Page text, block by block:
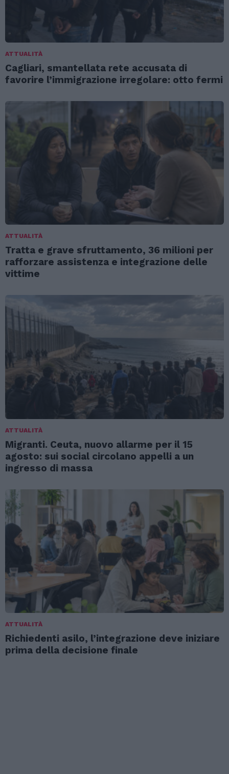
ATTUALITÀ
Cagliari, smantellata rete accusata di
favorire l’immigrazione irregolare: otto fermi
ATTUALITÀ
Tratta e grave sfruttamento, 36 milioni per
rafforzare assistenza e integrazione delle
vittime
ATTUALITÀ
Migranti. Ceuta, nuovo allarme per il 15
agosto: sui social circolano appelli a un
ingresso di massa
ATTUALITÀ
Richiedenti asilo, l’integrazione deve iniziare
prima della decisione finale